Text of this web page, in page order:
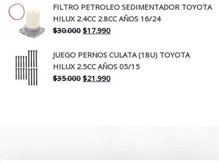
original
era:
$260.000.
actual
es:
FILTRO PETROLEO SEDIMENTADOR TOYOTA
HILUX 2.4CC 2.8CC AÑOS 16/24
$30.000 El
original
era:
$30.000.
$17.990El
actual
es:
$17.990.
JUEGO PERNOS CULATA (18U) TOYOTA
HILUX 2.5CC AÑOS 05/15
$35.000 El
$21.990El